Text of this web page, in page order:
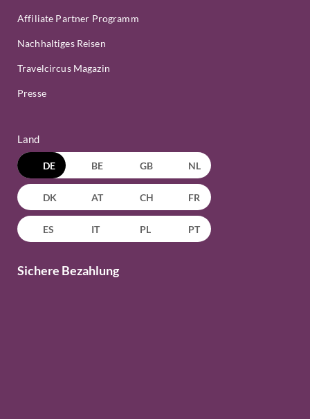
Affiliate Partner Programm
Nachhaltiges Reisen
Travelcircus Magazin
Presse
Land
DE BE GB NL
DK AT CH FR
ES IT PL PT
Sichere Bezahlung